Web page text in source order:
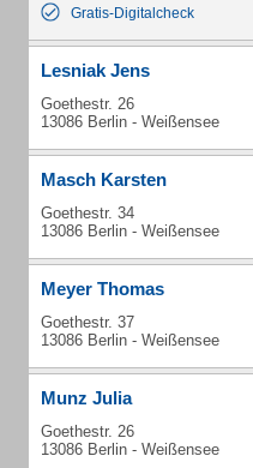
Gratis-Digitalcheck
Lesniak Jens
Goethestr. 26
13086 Berlin - Weißensee
Masch Karsten
Goethestr. 34
13086 Berlin - Weißensee
Meyer Thomas
Goethestr. 37
13086 Berlin - Weißensee
Munz Julia
Goethestr. 26
13086 Berlin - Weißensee